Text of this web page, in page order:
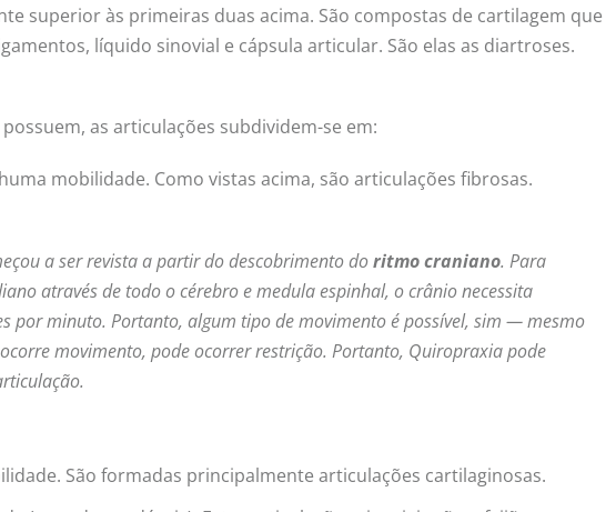
superior às primeiras duas acima. São compostas de cartilagem que
líquido sinovial e cápsula articular. São elas as diartroses.
as articulações subdividem-se em:
mobilidade. Como vistas acima, são articulações fibrosas.
a ser revista a partir do descobrimento doritmo craniano. Para
através de todo o cérebro e medula espinhal, o crânio necessita
por minuto. Portanto, algum tipo de movimento é possível, sim — mesmo
movimento, pode ocorrer restrição. Portanto, Quiropraxia pode
São formadas principalmente articulações cartilaginosas.